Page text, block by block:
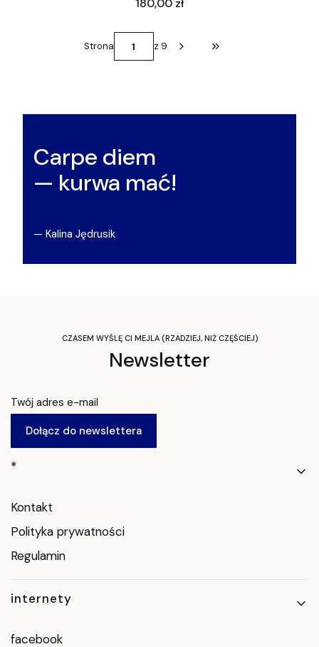
180,00 zł
Strona z 9 Przejdź do ostatniej
Carpe diem
— kurwa mać!
— Kalina Jędrusik
CZASEM WYŚLĘ CI MEJLA (RZADZIEJ, NIŻ CZĘŚCIEJ)
Newsletter
Twój adres e-mail
Dołącz do newslettera
Linki w stopce
*
Kontakt
Polityka prywatności
Regulamin
internety
facebook